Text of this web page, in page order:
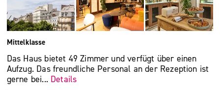
Mittelklasse
Das Haus bietet 49 Zimmer und verfügt über einen
Aufzug. Das freundliche Personal an der Rezeption ist
gerne bei... Details